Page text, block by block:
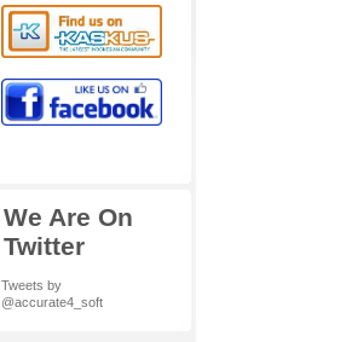
We Are On
Twitter
Tweets by
@accurate4_soft